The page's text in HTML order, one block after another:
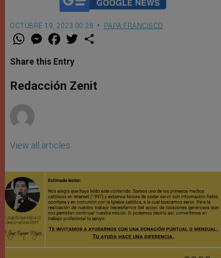
OCTUBRE 19, 2023 00:28 PAPA FRANCISCO
W
t
s
p
p
M
e
s
e
g
e
F
a
e
b
o
k
w
r
Share this Entry
Redacción Zenit
View all articles